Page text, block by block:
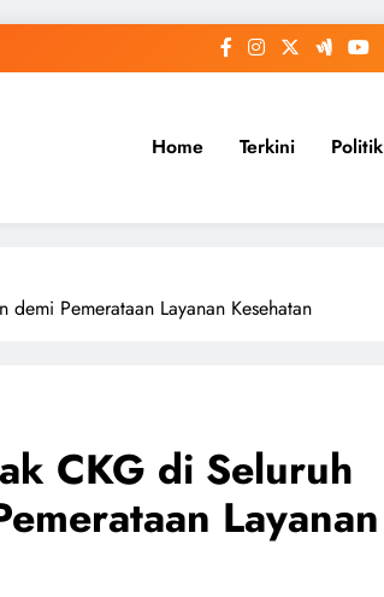
Home Terkini Politik
Pemerataan Layanan Kesehatan
CKG di Seluruh
Layanan